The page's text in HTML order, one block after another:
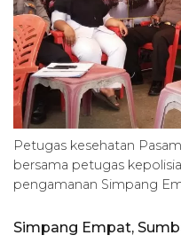
Petugas kesehatan
bersama petugas
pengamanan Simpang
Simpang Empat,